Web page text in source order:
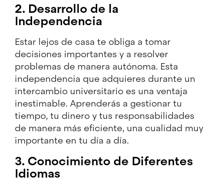
2. Desarrollo de la
Independencia
Estar lejos de casa te obliga a tomar
decisiones importantes y a resolver
problemas de manera autónoma. Esta
independencia que adquieres durante un
intercambio universitario es una ventaja
inestimable. Aprenderás a gestionar tu
tiempo, tu dinero y tus responsabilidades
de manera más eficiente, una cualidad muy
importante en tu día a día.
3. Conocimiento de Diferentes
Idiomas